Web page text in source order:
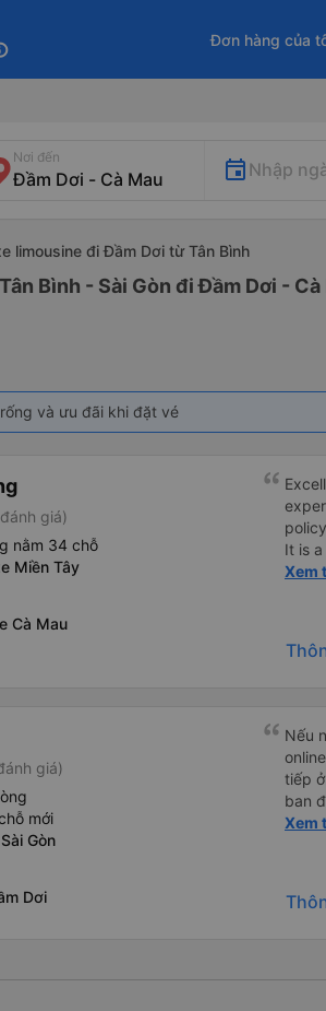
Đơn hàng của
Nơi đến
Nhập
limousine đi Đầm Dơi từ Tân Bình
Bình - Sài Gòn đi Đầm Dơi - Cà
và ưu đãi khi đặt vé
giá)
nằm 34 chỗ
Miền Tây
Cà Mau
It is
Wi-Fi
lặng
Tôi
Xem
giá)
mới
Gòn
Dơi
Nếu
online thì quá tốt.
tiếp
ban
Xem